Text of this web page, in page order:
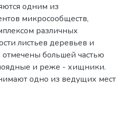
одним из
микросообществ,
различных
листьев деревьев и
большей частью
и реже - хищники.
одно из ведущих мест